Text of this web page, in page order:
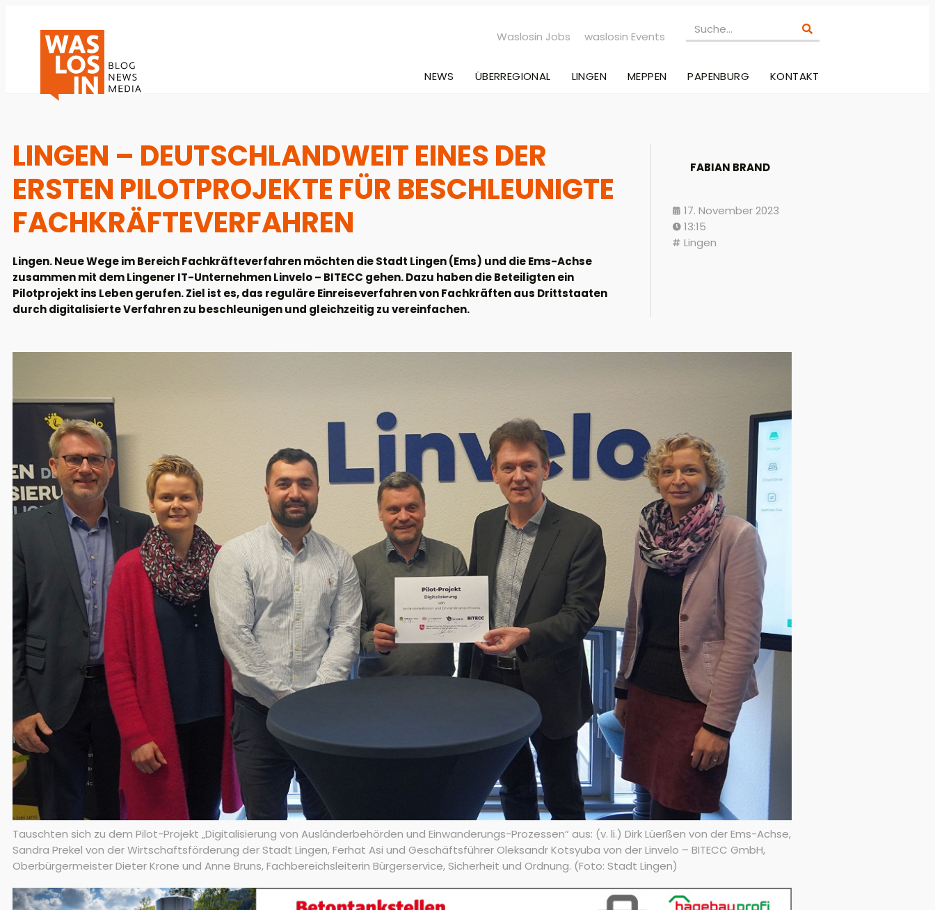
Waslosin Jobs waslosin Events
NEWS ÜBERREGIONAL LINGEN MEPPEN PAPENBURG KONTAKT
LINGEN – DEUTSCHLANDWEIT EINES DER
ERSTEN PILOTPROJEKTE FÜR BESCHLEUNIGTE
FACHKRÄFTEVERFAHREN
Lingen. Neue Wege im Bereich Fachkräfteverfahren möchten die Stadt Lingen (Ems) und die Ems-Achse
zusammen mit dem Lingener IT-Unternehmen Linvelo – BITECC gehen. Dazu haben die Beteiligten ein
Pilotprojekt ins Leben gerufen. Ziel ist es, das reguläre Einreiseverfahren von Fachkräften aus Drittstaaten
durch digitalisierte Verfahren zu beschleunigen und gleichzeitig zu vereinfachen.
FABIAN BRAND
17. November 2023
13:15
Lingen
Tauschten sich zu dem Pilot-Projekt „Digitalisierung von Ausländerbehörden und Einwanderungs-Prozessen“ aus: (v. li.) Dirk Lüerßen von der Ems-Achse,
Sandra Prekel von der Wirtschaftsförderung der Stadt Lingen, Ferhat Asi und Geschäftsführer Oleksandr Kotsyuba von der Linvelo – BITECC GmbH,
Oberbürgermeister Dieter Krone und Anne Bruns, Fachbereichsleiterin Bürgerservice, Sicherheit und Ordnung. (Foto: Stadt Lingen)